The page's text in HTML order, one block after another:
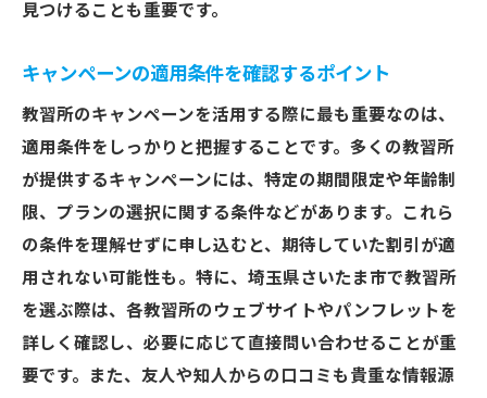
見つけることも重要です。
キャンペーンの適用条件を確認するポイント
教習所のキャンペーンを活用する際に最も重要なのは、
適用条件をしっかりと把握することです。多くの教習所
が提供するキャンペーンには、特定の期間限定や年齢制
限、プランの選択に関する条件などがあります。これら
の条件を理解せずに申し込むと、期待していた割引が適
用されない可能性も。特に、埼玉県さいたま市で教習所
を選ぶ際は、各教習所のウェブサイトやパンフレットを
詳しく確認し、必要に応じて直接問い合わせることが重
要です。また、友人や知人からの口コミも貴重な情報源